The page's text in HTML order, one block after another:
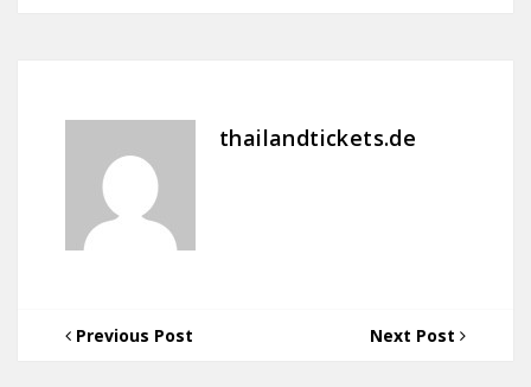
thailandtickets.de
Previous Post Next Post